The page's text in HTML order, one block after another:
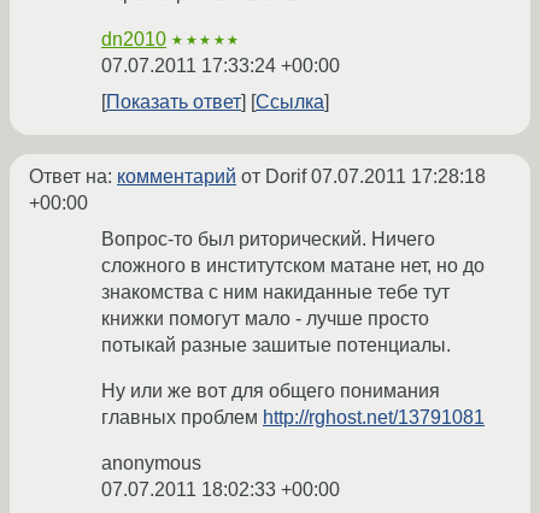
dn2010 ★★★★★
07.07.2011 17:33:24 +00:00
Показать ответ
Ссылка
Ответ на: комментарий от Dorif07.07.2011 17:28:18
+00:00
Вопрос-то был риторический. Ничего
сложного в институтском матане нет, но до
знакомства с ним накиданные тебе тут
книжки помогут мало - лучше просто
потыкай разные зашитые потенциалы.
Ну или же вот для общего понимания
главных проблем http://rghost.net/13791081
anonymous
07.07.2011 18:02:33 +00:00